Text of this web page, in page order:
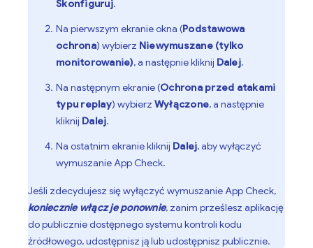
Skonfiguruj.
Na pierwszym ekranie okna (Podstawowa
ochrona) wybierz Niewymuszane (tylko
monitorowanie), a następnie kliknij Dalej.
Na następnym ekranie (Ochrona przed atakami
typu replay) wybierz Wyłączone, a następnie
kliknij Dalej.
Na ostatnim ekranie kliknij Dalej, aby wyłączyć
wymuszanieApp Check.
Jeśli zdecydujesz się wyłączyć wymuszanieApp Check,
koniecznie włącz je ponownie, zanim prześlesz aplikację
do publicznie dostępnego systemu kontroli kodu
źródłowego, udostępnisz ją lub udostępnisz publicznie.